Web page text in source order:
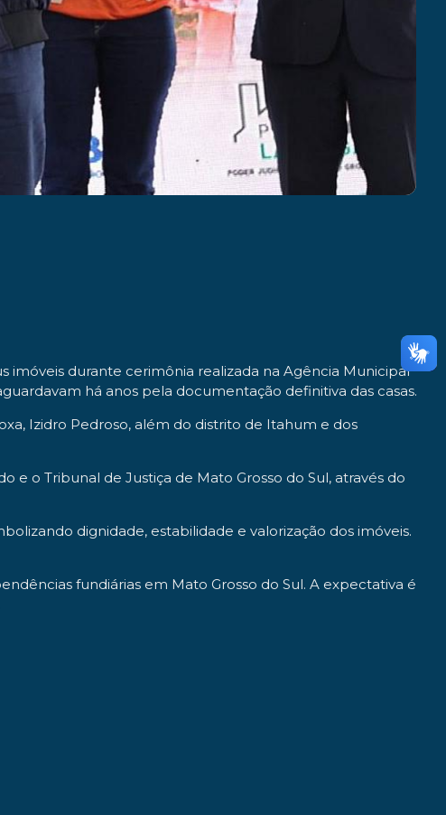
imóveis durante cerimônia realizada na Agência Municipal
há anos pela documentação definitiva das casas.
Izidro Pedroso, além do distrito de Itahum e dos
o Tribunal de Justiça de Mato Grosso do Sul, através do
dignidade, estabilidade e valorização dos imóveis.
fundiárias em Mato Grosso do Sul. A expectativa é